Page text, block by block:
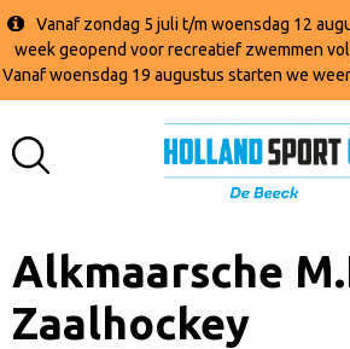
Vanaf zondag 5 juli t/m woensdag 12
week geopend voor recreatief zwemmen
Vanaf woensdag 19 augustus starten we
Alkmaarsche
Zaalhockey